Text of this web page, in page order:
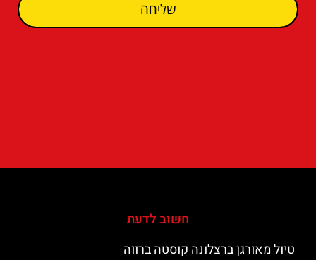
שליחה
חשוב לדעת
טיול מאורגן ברצלונה קוסטה ברווה